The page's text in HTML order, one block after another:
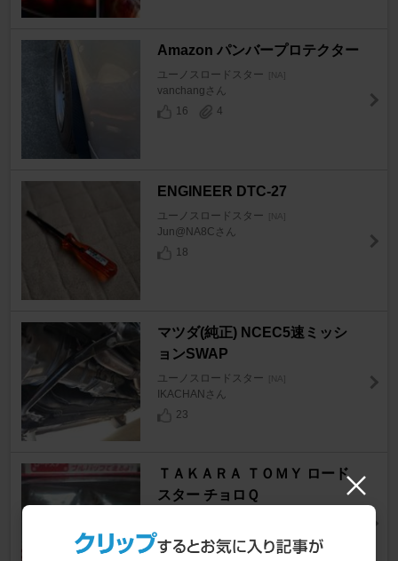
Amazon パンバープロテクター
ユーノスロードスター [NA]
vanchangさん
16
4
ENGINEER DTC-27
ユーノスロードスター [NA]
Jun@NA8Cさん
18
マツダ(純正) NCEC5速ミッシ
ョンSWAP
ユーノスロードスター [NA]
IKACHANさん
23
ＴＡＫＡＲＡ ＴＯＭＹ ロード
スター チョロＱ
Ryodsterさん
11